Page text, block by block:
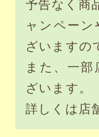
予告なく商
ャンペー
ざいますの
また、一
ざいます。
詳しくは店